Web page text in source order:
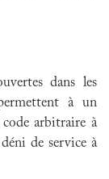
dans les
à un
arbitraire à
de service à